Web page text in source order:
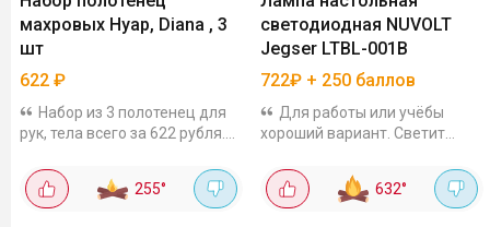
махровых Нуар, Diana , 3
шт
622 ₽
Набор из 3 полотенец для
рук, тела всего за 622 рубля.
размеры полотенец 30×50,
50×90 и 70×140 см, плотность
255°
светодиодная NUVOLT
Jegser LTBL-001B
722₽ + 250 баллов
Для работы или учёбы
хороший вариант. Светит
режимов света, ножка гибкая
с креплением на прищепку,
632°